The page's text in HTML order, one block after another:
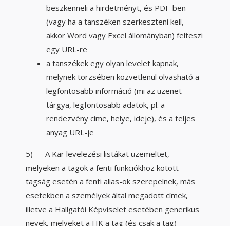
beszkenneli a hirdetményt, és PDF-ben
(vagy ha a tanszéken szerkeszteni kell,
akkor Word vagy Excel állományban) felteszi
egy URL-re
a tanszékek egy olyan levelet kapnak,
melynek törzsében közvetlenül olvasható a
legfontosabb információ (mi az üzenet
tárgya, legfontosabb adatok, pl. a
rendezvény címe, helye, ideje), és a teljes
anyag URL-je
5) A Kar levelezési listákat üzemeltet,
melyeken a tagok a fenti funkciókhoz kötött
tagság esetén a fenti alias-ok szerepelnek, más
esetekben a személyek által megadott címek,
illetve a Hallgatói Képviselet esetében generikus
nevek, melyeket a HK a tag (és csak a tag)